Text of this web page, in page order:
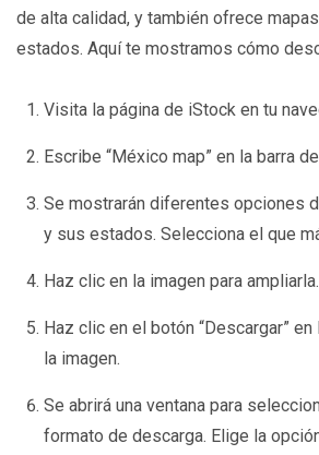
de alta calidad, y también ofrece
estados. Aquí te mostramos cómo
Visita la página de iStock en tu
Escribe “México map” en la barra
Se mostrarán diferentes opciones
y sus estados. Selecciona el que
Haz clic en la imagen para ampliarla.
Haz clic en el botón “Descargar”
la imagen.
Se abrirá una ventana para
formato de descarga. Elige la